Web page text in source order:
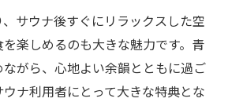
サウナ後すぐにリラックスした空
楽しめるのも大きな魅力です。青
がら、心地よい余韻とともに過ご
ナ利用者にとって大きな特典とな